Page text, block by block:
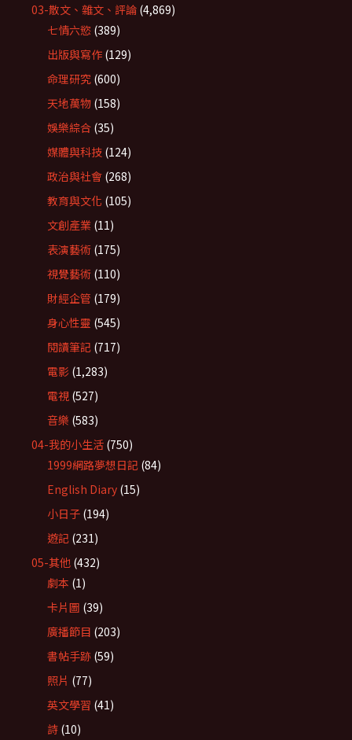
03-散文、雜文、評論 (4,869)
七情六慾 (389)
出版與寫作 (129)
命理研究 (600)
天地萬物 (158)
娛樂綜合 (35)
媒體與科技 (124)
政治與社會 (268)
教育與文化 (105)
文創產業 (11)
表演藝術 (175)
視覺藝術 (110)
財經企管 (179)
身心性靈 (545)
閱讀筆記 (717)
電影 (1,283)
電視 (527)
音樂 (583)
04-我的小生活 (750)
1999網路夢想日記 (84)
English Diary (15)
小日子 (194)
遊記 (231)
05-其他 (432)
劇本 (1)
卡片圖 (39)
廣播節目 (203)
書帖手跡 (59)
照片 (77)
英文學習 (41)
詩 (10)